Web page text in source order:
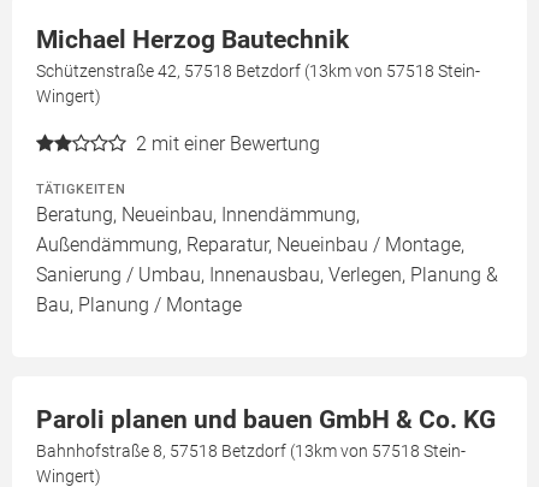
Michael Herzog Bautechnik
Schützenstraße 42, 57518 Betzdorf (13km von 57518 Stein-
Wingert)
2 mit einer Bewertung
TÄTIGKEITEN
Beratung, Neueinbau, Innendämmung,
Außendämmung, Reparatur, Neueinbau / Montage,
Sanierung / Umbau, Innenausbau, Verlegen, Planung &
Bau, Planung / Montage
Paroli planen und bauen GmbH & Co. KG
Bahnhofstraße 8, 57518 Betzdorf (13km von 57518 Stein-
Wingert)